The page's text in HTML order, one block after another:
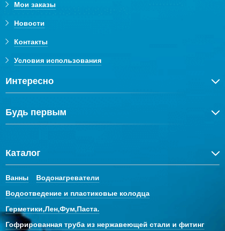
Мои заказы
Новости
Контакты
Условия использования
Интересно
Будь первым
Каталог
Ванны
Водонагреватели
Водоотведение и пластиковые колодца
Герметики,Лен,Фум,Паста.
Гофрированная труба из нержавеющей стали и фитинг